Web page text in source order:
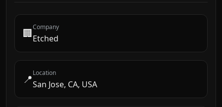
🏢Company
Etched
📍Location
San Jose, CA, USA